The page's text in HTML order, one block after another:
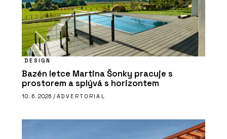
DESIGN
Bazén letce Martina Šonky pracuje s
prostorem a splývá s horizontem
10. 6. 2026 / ADVERTORIAL